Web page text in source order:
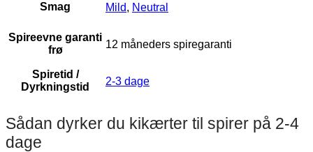
Smag Mild, Neutral
Spireevne garanti
frø
12 måneders spiregaranti
Spiretid /
Dyrkningstid
2-3 dage
Sådan dyrker du kikærter til spirer på 2-4
dage